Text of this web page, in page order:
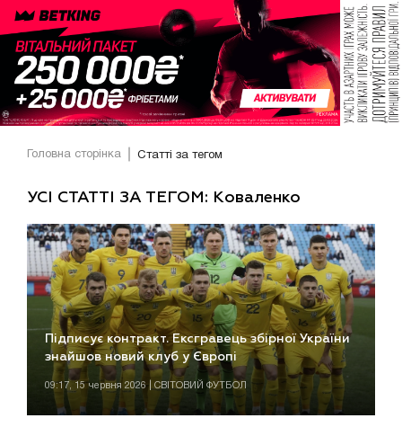
Головна сторінка Статті за тегом
УСІ СТАТТІ ЗА ТЕГОМ: Коваленко
Підписує контракт. Ексгравець збірної України
знайшов новий клуб у Європі
09:17, 15 червня 2026 | СВІТОВИЙ ФУТБОЛ